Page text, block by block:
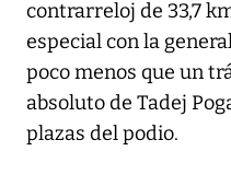
contrarreloj de 33,7
especial con la
poco menos que un
absoluto de Tadej
plazas del podio.